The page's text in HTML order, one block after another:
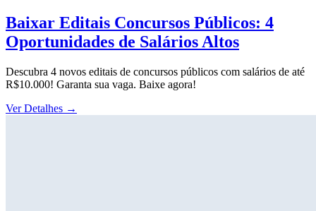
Baixar Editais Concursos Públicos: 4
Oportunidades de Salários Altos
Descubra 4 novos editais de concursos públicos com salários de até
R$10.000! Garanta sua vaga. Baixe agora!
Ver Detalhes →